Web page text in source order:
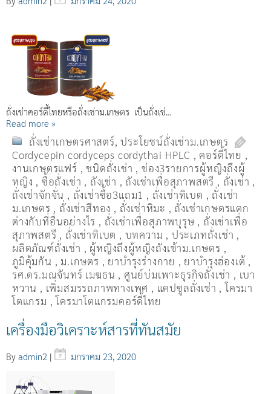
ถั่งเช่าคอร์ดี้ไทยหรือถั่งเช่าม.เกษตร เป็นถั่งเช่…
Read more »
ถั่งเช่าเกษตรศาสตร์,ประโยชน์ถั่งเช่าม.เกษตร
Cordycepin cordyceps cordythai HPLC , คอร์ดี้ไทย ,
งานเกษตรแฟร์ ,ชนิดถั่งเช่า ,ช่อง3รายการผู้หญิงถึงผู้
หญิง , ซื้อถั่งเช่า , ถังเช่า , ถังเช่าเพื่อสุภาพสตรี , ถั่งเช่า ,
ถั่งเช่าจักจั่น , ถั่งเช่าซื้อ3แถม1 , ถั่งเช่าทิเบต , ถั่งเช่า
ม.เกษตร , ถั่งเช่าสีทอง , ถั่งเช่าหิมะ , ถั่งเช่าเกษตรแตก
ต่างกับที่อื่นอย่างไร , ถั่งเช่าเพื่อสุภาพบุรุษ , ถั่งเช่าเพื่อ
สุภาพสตรี , ถั่่งเช่าทิเบต , บทความ , ประเภทถั่งเช่า ,
ผลิตภัณฑ์ถั่งเช่า , ผู้หญิงถึงผู้หญิงถังเช้าม.เกษตร ,
ภูมิคุ้มกัน ,ม.เกษตร , ยาบำรุงร่างกาย , ยาบำรุงฮ่องเต้ ,
รศ.ดร.มณจันทร์ เมฆธน , ศูนย์บ่มเพาะธุรกิจถั่งเช่า , เบา
หวาน , เพิ่มสมรรถภาพทางเพศ , แคปซูลถั่งเช่า ,โครมา
โตแกรม ,โครมาโตแกรมคอร์ดี้ไทย
เครื่องมือวิเคราะห์สารที่ทันสมัย
By admin2 | มกราคม 23, 2020